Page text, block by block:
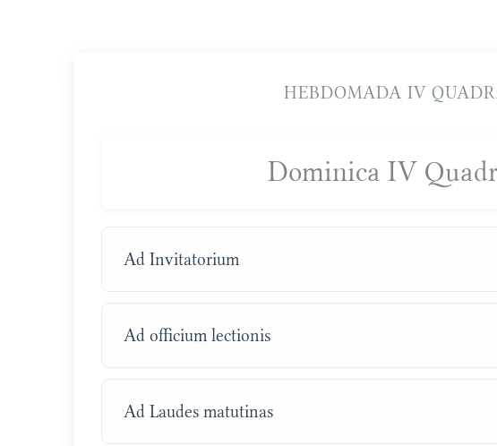
HEBDOMADA IV
Dominica IV
Ad Invitatorium
Ad officium lectionis
Ad Laudes matutinas